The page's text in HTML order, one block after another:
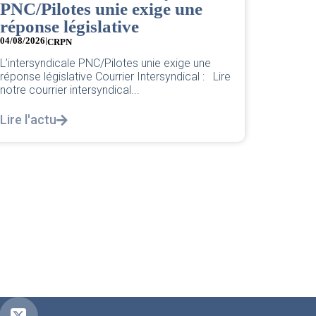
04/08/2026
Pour une base plus forte et plus juste. Chère
nouvelle Cheffe de Base PNC d’Orly,...
Lire l'actu